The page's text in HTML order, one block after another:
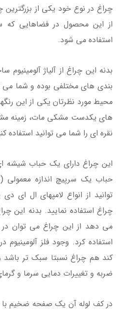
چراغ در نوع خود یکی از بزرگترین
از این محصول در فضاهایی که
استفاده می شود.
بدنه این چراغ از آلیاژ
بندی های مختلفی بوده و شما می
محیط مورد نظرتان یکی از این
های یکدست مشکی مات، زمینه
نقره ای را شما می توانید استفاده
این چراغ دارای یک حباب
توانید از انواع لامپهای ال ای
چراغ استفاده نمایید. بدنه این
می دهد از این چراغ می توان
استفاده کرد. وجود فلز
کند هم چراغ نسبتا سبک تر باشد
ضربه و تغییرات دمایی سرما و
در کف لوله آن یک صفحه ضخیم با